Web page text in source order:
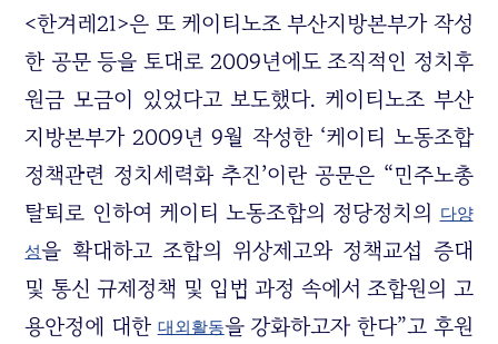
<한겨레21>은 또 케이티노조 부산지방본부가 작성
한 공문 등을 토대로 2009년에도 조직적인 정치후
원금 모금이 있었다고 보도했다. 케이티노조 부산
지방본부가 2009년 9월 작성한 ‘케이티 노동조합
정책관련 정치세력화 추진’이란 공문은 “민주노총
탈퇴로 인하여 케이티 노동조합의 정당정치의다양
성을 확대하고 조합의 위상제고와 정책교섭 증대
및 통신 규제정책 및 입법 과정 속에서 조합원의 고
용안정에 대한대외활동을 강화하고자 한다”고 후원